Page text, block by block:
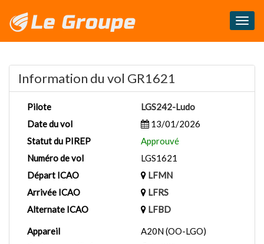
Information du vol GR1621
Pilote
LGS242-Ludo
Date du vol
13/01/2026
Statut du PIREP
Approuvé
Numéro de vol
LGS1621
Départ ICAO
LFMN
Arrivée ICAO
LFRS
Alternate ICAO
LFBD
Appareil
A20N (OO-LGO)